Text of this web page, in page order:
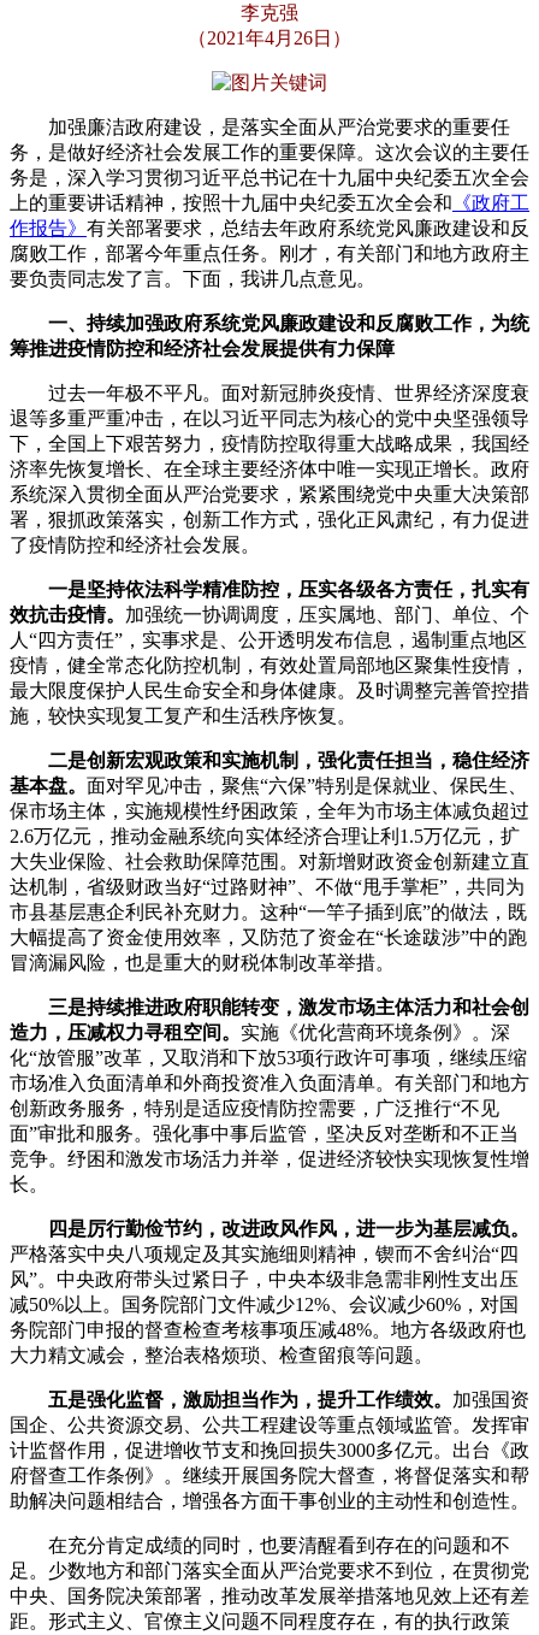
李克强
（2021年4月26日）
加强廉洁政府建设，是落实全面从严治党要求的重要任
务，是做好经济社会发展工作的重要保障。这次会议的主要任
务是，深入学习贯彻习近平总书记在十九届中央纪委五次全会
上的重要讲话精神，按照十九届中央纪委五次全会和
《政府工
作报告》 有关部署要求，总结去年政府系统党风廉政建设和反
腐败工作，部署今年重点任务。刚才，有关部门和地方政府主
要负责同志发了言。下面，我讲几点意见。
一、持续加强政府系统党风廉政建设和反腐败工作，为统
筹推进疫情防控和经济社会发展提供有力保障
过去一年极不平凡。面对新冠肺炎疫情、世界经济深度衰
退等多重严重冲击，在以习近平同志为核心的党中央坚强领导
下，全国上下艰苦努力，疫情防控取得重大战略成果，我国经
济率先恢复增长、在全球主要经济体中唯一实现正增长。政府
系统深入贯彻全面从严治党要求，紧紧围绕党中央重大决策部
署，狠抓政策落实，创新工作方式，强化正风肃纪，有力促进
了疫情防控和经济社会发展。
一是坚持依法科学精准防控，压实各级各方责任，扎实有
效抗击疫情。 加强统一协调调度，压实属地、部门、单位、个
人“四方责任”，实事求是、公开透明发布信息，遏制重点地区
疫情，健全常态化防控机制，有效处置局部地区聚集性疫情，
最大限度保护人民生命安全和身体健康。及时调整完善管控措
施，较快实现复工复产和生活秩序恢复。
二是创新宏观政策和实施机制，强化责任担当，稳住经济
基本盘。 面对罕见冲击，聚焦“六保”特别是保就业、保民生、
保市场主体，实施规模性纾困政策，全年为市场主体减负超过
2.6万亿元，推动金融系统向实体经济合理让利1.5万亿元，扩
大失业保险、社会救助保障范围。对新增财政资金创新建立直
达机制，省级财政当好“过路财神”、不做“甩手掌柜”，共同为
市县基层惠企利民补充财力。这种“一竿子插到底”的做法，既
大幅提高了资金使用效率，又防范了资金在“长途跋涉”中的跑
冒滴漏风险，也是重大的财税体制改革举措。
三是持续推进政府职能转变，激发市场主体活力和社会创
造力，压减权力寻租空间。 实施《优化营商环境条例》。深
化“放管服”改革，又取消和下放53项行政许可事项，继续压缩
市场准入负面清单和外商投资准入负面清单。有关部门和地方
创新政务服务，特别是适应疫情防控需要，广泛推行“不见
面”审批和服务。强化事中事后监管，坚决反对垄断和不正当
竞争。纾困和激发市场活力并举，促进经济较快实现恢复性增
长。
四是厉行勤俭节约，改进政风作风，进一步为基层减负。
严格落实中央八项规定及其实施细则精神，锲而不舍纠治“四
风”。中央政府带头过紧日子，中央本级非急需非刚性支出压
减50%以上。国务院部门文件减少12%、会议减少60%，对国
务院部门申报的督查检查考核事项压减48%。地方各级政府也
大力精文减会，整治表格烦琐、检查留痕等问题。
五是强化监督，激励担当作为，提升工作绩效。 加强国资
国企、公共资源交易、公共工程建设等重点领域监管。发挥审
计监督作用，促进增收节支和挽回损失3000多亿元。出台《政
府督查工作条例》。继续开展国务院大督查，将督促落实和帮
助解决问题相结合，增强各方面干事创业的主动性和创造性。
在充分肯定成绩的同时，也要清醒看到存在的问题和不
足。少数地方和部门落实全面从严治党要求不到位，在贯彻党
中央、国务院决策部署，推动改革发展举措落地见效上还有差
距。形式主义、官僚主义问题不同程度存在，有的执行政策